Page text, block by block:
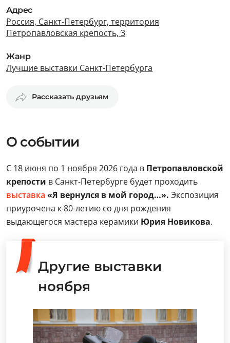
Адрес
Россия, Санкт-Петербург, территория
Петропавловская крепость, 3
Жанр
Лучшие выставки Санкт-Петербурга
Рассказать друзьям
О событии
С 18 июня по 1 ноября 2026 года в Петропавловской
крепости в Санкт-Петербурге будет проходить
выставка «Я вернулся в мой город…». Экспозиция
приурочена к 80-летию со дня рождения
выдающегося мастера керамики Юрия Новикова.
Другие выставки
ноября